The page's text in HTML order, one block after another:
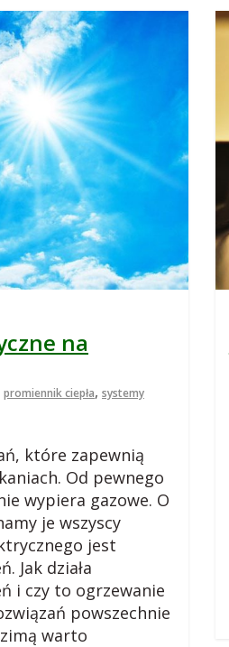
na
promiennik ciepła, systemy
które zapewnią
Od pewnego
wypiera gazowe. O
je wszyscy
jest
Jak działa
i czy to ogrzewanie
powszechnie
warto